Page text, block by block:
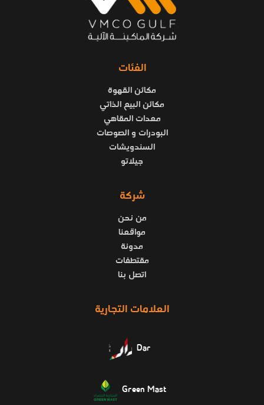
الفئات
مكائن القهوة
مكائن البيع الذاتي
معدات المقاهي
البودرات و الصوصات
السندويشات
جيلاتو
شركة
من نحن
مواقعنا
مدونة
مقتطفات
اتصل بنا
العلامات التجارية
Dar
Green Mast